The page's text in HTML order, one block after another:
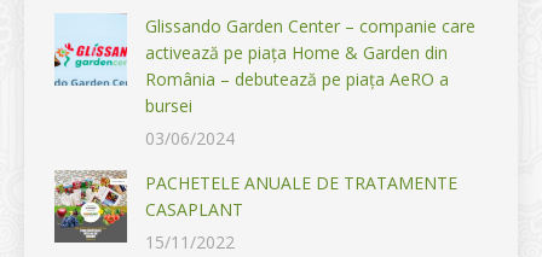
Glissando Garden Center – companie care
activează pe piața Home & Garden din
România – debutează pe piața AeRO a
bursei
03/06/2024
PACHETELE ANUALE DE TRATAMENTE
CASAPLANT
15/11/2022